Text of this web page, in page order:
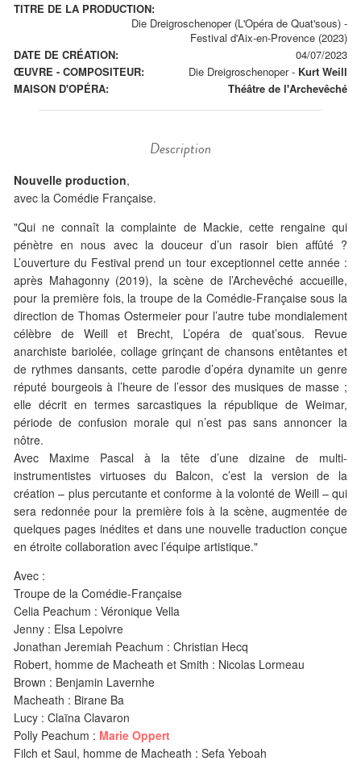
TITRE DE LA PRODUCTION:
Die Dreigroschenoper (L'Opéra de Quat'sous) -
Festival d'Aix-en-Provence (2023)
DATE DE CRÉATION:
04/07/2023
ŒUVRE - COMPOSITEUR:
Die Dreigroschenoper- Kurt Weill
MAISON D'OPÉRA:
Théâtre de l'Archevêché
Description
Nouvelle production,
avec la Comédie Française.
"Qui ne connaît la complainte de Mackie, cette rengaine qui
pénètre en nous avec la douceur d’un rasoir bien affûté ?
L’ouverture du Festival prend un tour exceptionnel cette année :
après Mahagonny (2019), la scène de l’Archevêché accueille,
pour la première fois, la troupe de la Comédie-Française sous la
direction de Thomas Ostermeier pour l’autre tube mondialement
célèbre de Weill et Brecht, L’opéra de quat’sous. Revue
anarchiste bariolée, collage grinçant de chansons entêtantes et
de rythmes dansants, cette parodie d’opéra dynamite un genre
réputé bourgeois à l’heure de l’essor des musiques de masse ;
elle décrit en termes sarcastiques la république de Weimar,
période de confusion morale qui n’est pas sans annoncer la
nôtre.
Avec Maxime Pascal à la tête d’une dizaine de multi-
instrumentistes virtuoses du Balcon, c’est la version de la
création – plus percutante et conforme à la volonté de Weill – qui
sera redonnée pour la première fois à la scène, augmentée de
quelques pages inédites et dans une nouvelle traduction conçue
en étroite collaboration avec l’équipe artistique."
Avec :
Troupe de la Comédie-Française
Celia Peachum : Véronique Vella
Jenny : Elsa Lepoivre
Jonathan Jeremiah Peachum : Christian Hecq
Robert, homme de Macheath et Smith : Nicolas Lormeau
Brown : Benjamin Lavernhe
Macheath : Birane Ba
Lucy : Claïna Clavaron
Polly Peachum : Marie Oppert
Filch et Saul, homme de Macheath : Sefa Yeboah